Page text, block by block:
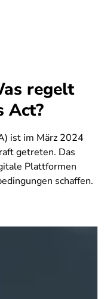
regelt
Act?
ist im März 2024
getreten. Das
Plattformen
schaffen.